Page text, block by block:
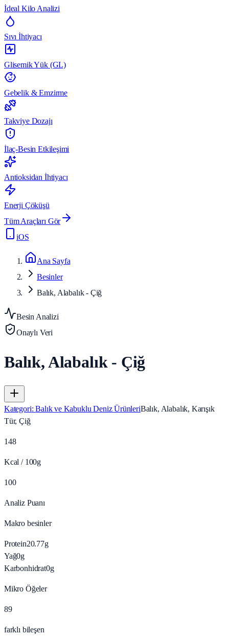
İdeal Kilo Analizi
Sıvı İhtiyacı
Glisemik Yük (GL)
Gebelik & Emzirme
Takviye Dozajı
İlaç-Besin Etkileşimi
Antioksidan İhtiyacı
Enerji Çöküşü
Tüm Araçları Gör
iOS
Ana Sayfa
Besinler
Balık, Alabalık - Çiğ
Besin Analizi
Onaylı Veri
Balık, Alabalık - Çiğ
Kategori:Balık ve Kabuklu Deniz ÜrünleriBalık, Alabalık, Karışık
Tür, Çiğ
148
Kcal / 100g
100
Analiz Puanı
Makro besinler
Protein20.77g
Yağ0g
Karbonhidrat0g
Mikro Öğeler
89
farklı bileşen